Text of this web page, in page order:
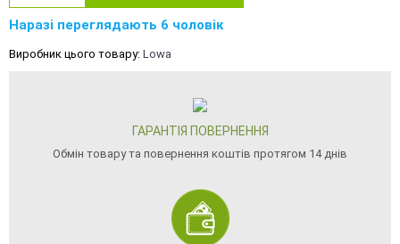
Наразі переглядають 6 чоловік
Виробник цього товару: Lowa
ГАРАНТІЯ ПОВЕРНЕННЯ
Обмін товару та повернення коштів протягом 14 днів